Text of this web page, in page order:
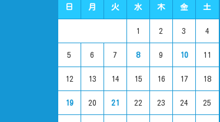
日 月 火 水 木 金 土
1 2 3 4
5 6 7 8 9 10 11
12 13 14 15 16 17 18
19 20 21 22 23 24 25